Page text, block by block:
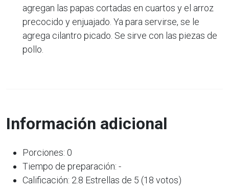
agregan las papas cortadas en cuartos y el arroz
precocido y enjuajado. Ya para servirse, se le
agrega cilantro picado. Se sirve con las piezas de
pollo.
Información adicional
Porciones: 0
Tiempo de preparación: -
Calificación: 2.8 Estrellas de 5 (18 votos)